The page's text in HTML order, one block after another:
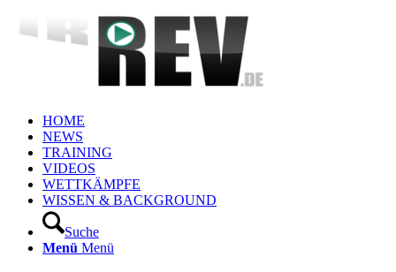
HOME
NEWS
TRAINING
VIDEOS
WETTKÄMPFE
WISSEN & BACKGROUND
Suche
Menü Menü